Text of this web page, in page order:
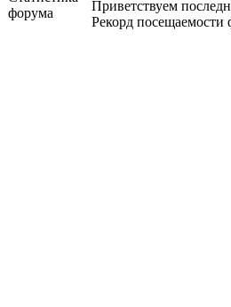
Приветствуем
Рекорд